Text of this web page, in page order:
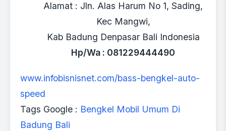
Alamat : Jln. Alas Harum No 1, Sading,
Kec Mangwi,
Kab Badung Denpasar Bali Indonesia
Hp/Wa : 081229444490
www.infobisnisnet.com/bass-bengkel-auto-
speed
Tags Google : Bengkel Mobil Umum Di
Badung Bali